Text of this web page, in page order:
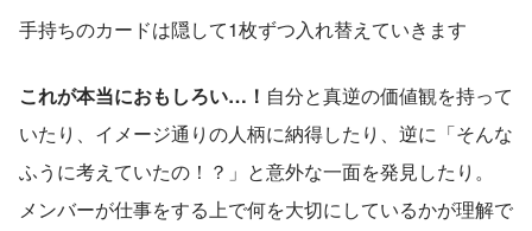
手持ちのカードは隠して1枚ずつ入れ替えていきます
これが本当におもしろい…！ 自分と真逆の価値観を持って
いたり、イメージ通りの人柄に納得したり、逆に「そんな
ふうに考えていたの！？」と意外な一面を発見したり。
メンバーが仕事をする上で何を大切にしているかが理解で